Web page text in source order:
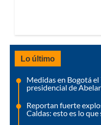
Lo último
Medidas en Bogotá
presidencial de
Reportan fuerte
Caldas: esto es lo que